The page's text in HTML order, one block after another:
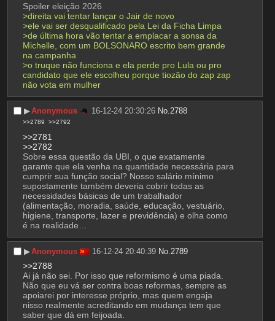
Spoiler eleição 2026
>direita vai tentar lançar o Jair de novo
>ele vai ser desqualificado pela Lei da Ficha Limpa
>de última hora vão tentar a emplacar a sonsa da
Michelle, com um BOLSONARO escrito bem grande
na campanha
>o truque não funciona e ela perde pro Lula ou pro
candidato que ele escolheu porque tiozão do zap zap
não vota em mulher
▶︎Anonymous 16-12-24 20:30:26 No. 2788
>>2789 >>2792
>>2781
>>2782
Sobre essa questão da UBI, o que exatamente
garante que ela venha na quantidade necessária para
cumprir sua função social? Nosso salário mínimo
supostamente também deveria cobrir todas as
necessidades básicas de um trabalhador
(alimentação, moradia, saúde, educação, vestuário,
higiene, transporte, lazer e previdência) e olha como
é na realidade…
▶︎Anonymous 16-12-24 20:40:39 No.2789
>>2788
Ai já não sei. Por isso que reformismo é uma piada.
Não que eu vá ser contra boas reformas, sempre as
apoiarei por interesse próprio, mas quem engaja
nisso realmente acreditando em mudança tem que
saber que dá em feijoada.